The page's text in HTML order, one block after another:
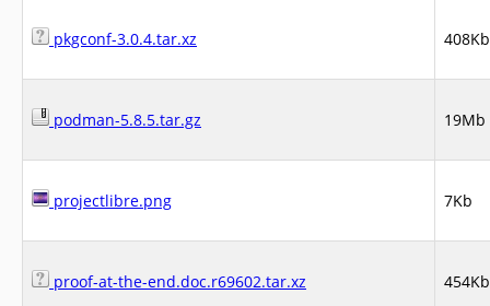
pkgconf-3.0.4.tar.xz 408Kb
podman-5.8.5.tar.gz 19Mb
projectlibre.png 7Kb
proof-at-the-end.doc.r69602.tar.xz 454Kb